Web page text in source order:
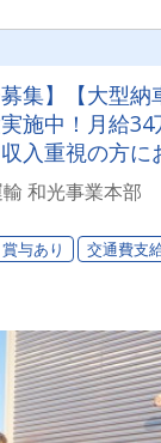
集】【大型
施中！月給34
入重視の方に
り稼げます！
どなど福利厚
し！身体の負
和光事業本部
賞与あり 交通費支